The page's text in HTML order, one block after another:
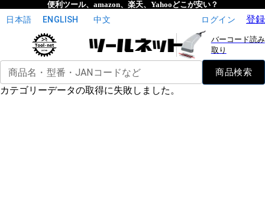
便利ツール、amazon、楽天、Yahooどこが安い？
日本語 ENGLISH 中文 ログイン 登録
バーコード読み
取り
商品名・型番・JANコードなど 商品検索
カテゴリーデータの取得に失敗しました。